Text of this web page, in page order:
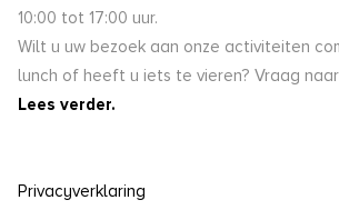
10:00 tot 17:00 uur.
Wilt u uw bezoek aan onze activiteiten
lunch of heeft u iets te vieren? Vraag
Lees verder.
Privacyverklaring